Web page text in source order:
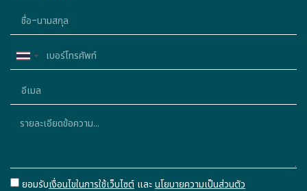
Thailand
ยอมรับเงื่อนไขในการใช้เว็บไซต์ และ นโยบายความเป็นส่วนตัว